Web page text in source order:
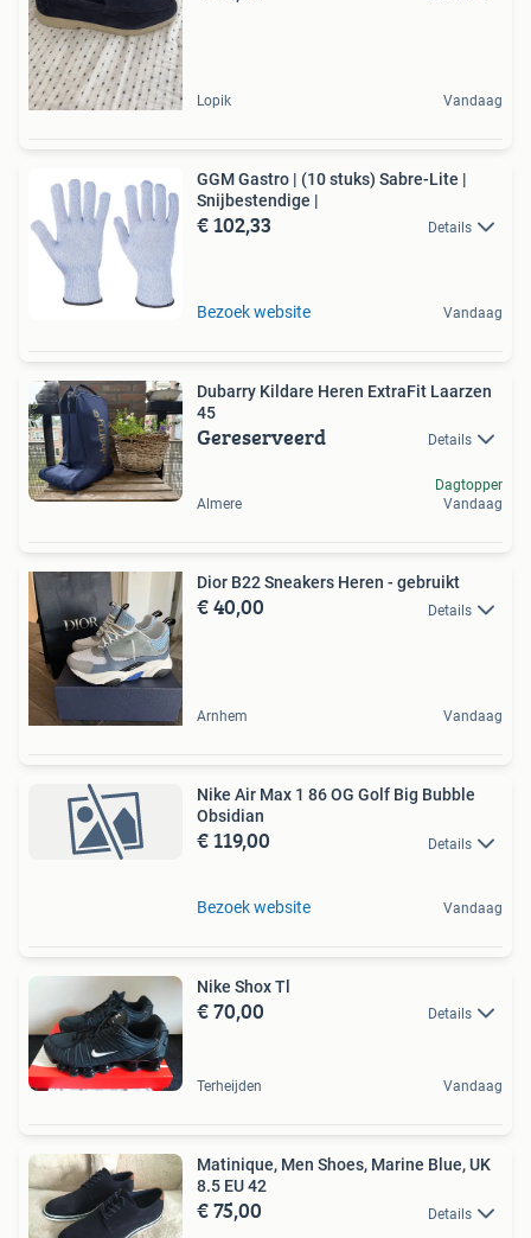
Lopik Vandaag
GGM Gastro | (10 stuks) Sabre-Lite |
Snijbestendige |
€ 102,33 Details
Bezoek website Vandaag
Dubarry Kildare Heren ExtraFit Laarzen
45
Gereserveerd Details
Almere
Dagtopper
Vandaag
Dior B22 Sneakers Heren - gebruikt
€ 40,00 Details
Arnhem Vandaag
Nike Air Max 1 86 OG Golf Big Bubble
Obsidian
€ 119,00 Details
Bezoek website Vandaag
Nike Shox Tl
€ 70,00 Details
Terheijden Vandaag
Matinique, Men Shoes, Marine Blue, UK
8.5 EU 42
€ 75,00 Details